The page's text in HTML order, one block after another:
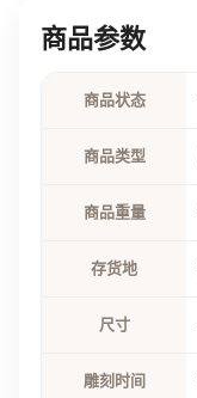
商品参数
商品状态
商品类型
商品重量
存货地
尺寸
雕刻时间